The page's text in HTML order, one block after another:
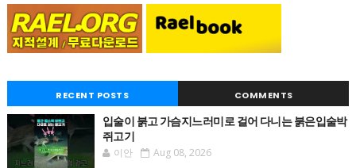
RECENT POSTS COMMENTS
입술이 붉고 가슴지느러미로 걸어 다니는 붉은입술박
쥐고기
이안 Aug 08, 2026